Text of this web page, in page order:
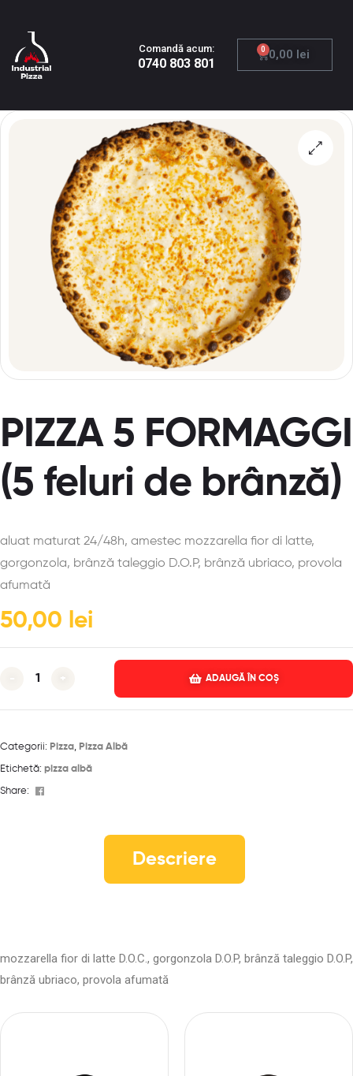
Comandă acum:
0740 803 801
0,00 lei
0
PIZZA 5 FORMAGGI
(5 feluri de brânză)
aluat maturat 24/48h, amestec mozzarella fior di latte,
gorgonzola, brânză taleggio D.O.P, brânză ubriaco, provola
afumată
50,00 lei
+ ADAUGĂ ÎN COȘ
Categorii: Pizza, Pizza Albă
Etichetă: pizza albă
Share: Facebook
Descriere
mozzarella fior di latte D.O.C., gorgonzola D.O.P, brânză taleggio D.O.P,
brânză ubriaco, provola afumată